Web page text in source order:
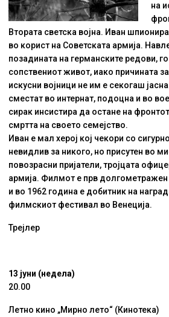
на
Втората светска војна. Иван
во корист на Советската армија.
позадината на германските редови,
сопствениот живот, иако причината
искусни војници не им е секогаш
сместат во интернат, подоцна и во
сирак инсистира да остане на
смртта на своето семејство.
Иван е мал херој кој чекори со
невидлив за никого, но присутен во
повозрасни пријатели, тројцата
армија. Филмот е прв
и во 1962 година е добитник на
филмскиот фестивал во Венеција.
Трејлер
13 јуни (недела)
20.00
Летно кино „Мирно лето“ (Кинотека)